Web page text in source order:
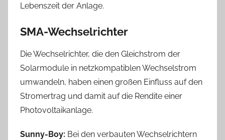
Lebenszeit der Anlage.
SMA-Wechselrichter
Die Wechselrichter, die den Gleichstrom der
Solarmodule in netzkompatiblen Wechselstrom
umwandeln, haben einen großen Einfluss auf den
Stromertrag und damit auf die Rendite einer
Photovoltaikanlage.
Sunny-Boy: Bei den verbauten Wechselrichtern